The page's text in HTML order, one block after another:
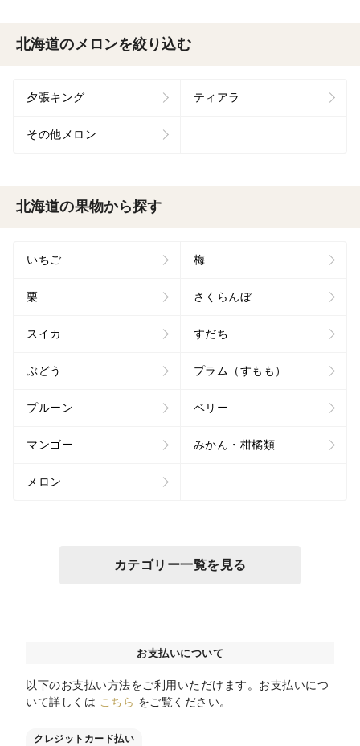
北海道のメロンを絞り込む
夕張キング ティアラ
その他メロン
北海道の果物から探す
いちご 梅
栗 さくらんぼ
スイカ すだち
ぶどう プラム（すもも）
プルーン ベリー
マンゴー みかん・柑橘類
メロン
カテゴリー一覧を見る
お支払いについて
以下のお支払い方法をご利用いただけます。お支払いにつ
いて詳しくは こちら をご覧ください。
クレジットカード払い